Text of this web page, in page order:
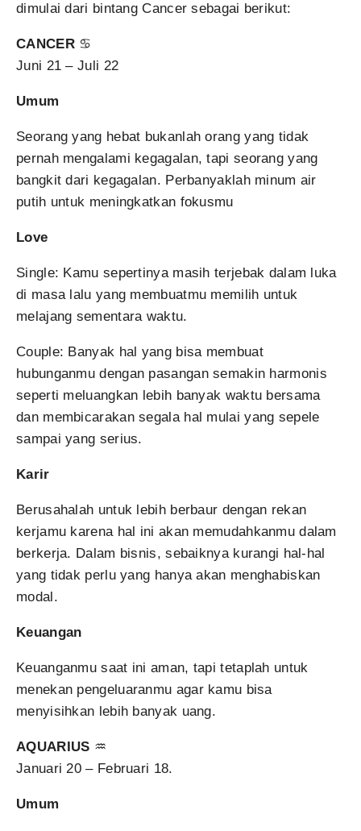
dimulai dari bintang Cancer sebagai berikut:
CANCER♋
Juni 21 – Juli 22
Umum
Seorang yang hebat bukanlah orang yang tidak
pernah mengalami kegagalan, tapi seorang yang
bangkit dari kegagalan. Perbanyaklah minum air
putih untuk meningkatkan fokusmu
Love
Single: Kamu sepertinya masih terjebak dalam luka
di masa lalu yang membuatmu memilih untuk
melajang sementara waktu.
Couple: Banyak hal yang bisa membuat
hubunganmu dengan pasangan semakin harmonis
seperti meluangkan lebih banyak waktu bersama
dan membicarakan segala hal mulai yang sepele
sampai yang serius.
Karir
Berusahalah untuk lebih berbaur dengan rekan
kerjamu karena hal ini akan memudahkanmu dalam
berkerja. Dalam bisnis, sebaiknya kurangi hal-hal
yang tidak perlu yang hanya akan menghabiskan
modal.
Keuangan
Keuanganmu saat ini aman, tapi tetaplah untuk
menekan pengeluaranmu agar kamu bisa
menyisihkan lebih banyak uang.
AQUARIUS ♒
Januari 20 – Februari 18.
Umum